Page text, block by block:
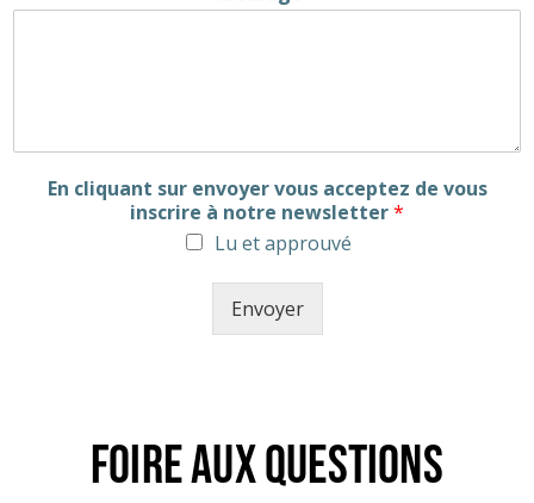
En cliquant sur envoyer vous acceptez de vous
inscrire à notre newsletter*
Lu et approuvé
Envoyer
Foire aux questions